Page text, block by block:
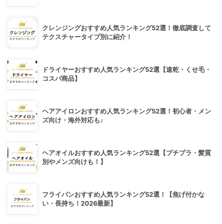
クレンジングおすすめ人気ランキング52選！徹底調査して
テクスチャータイプ別に紹介！
ドライヤーおすすめ人気ランキング52選【速乾・くせ毛・
コスパ商品】
ヘアアイロンおすすめ人気ランキング52選！初心者・メン
ズ向け・海外対応も♪
ヘアオイルおすすめ人気ランキング52選【プチプラ・髪質
別やメンズ向けも！】
フライパンおすすめ人気ランキング52選！【焦げ付かな
い・長持ち！2026最新】